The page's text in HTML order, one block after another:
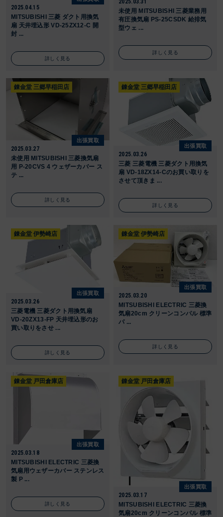
2025.04.15
MITSUBISHI 三菱 ダクト用換気
扇 天井埋込形 VD-25ZX12-C 開
封 ...
詳しく見る
2025.03.31
未使用 MITSUBISHI 三菱業務用
有圧換気扇 PS-25CSDK 給排気
型ウェ ...
詳しく見る
錬金堂 三郷早稲田店
出張買取
2025.03.27
未使用 MITSUBISHI 三菱換気扇
用 P-20CVS 4 ウェザーカバー ス
テ ...
詳しく見る
錬金堂 三郷早稲田店
出張買取
2025.03.26
三菱 三菱電機 三菱ダクト用換気
扇 VD-18ZX14-Cのお買い取りを
させて頂きま ...
詳しく見る
錬金堂 伊勢崎店
出張買取
2025.03.26
三菱電機 三菱ダクト用換気扇
VD-20ZX13-FP 天井埋込形のお
買い取りをさせ ...
詳しく見る
錬金堂 伊勢崎店
出張買取
2025.03.20
MITSUBISHI ELECTRIC 三菱換
気扇20cm クリーンコンパル 標準
パ ...
詳しく見る
錬金堂 戸田倉庫店
出張買取
2025.03.18
MITSUBISHI ELECTRIC 三菱換
気扇用ウェザーカバー ステンレス
製 P ...
詳しく見る
錬金堂 戸田倉庫店
出張買取
2025.03.17
MITSUBISHI ELECTRIC 三菱換
気扇20cm クリーンコンパル 標準